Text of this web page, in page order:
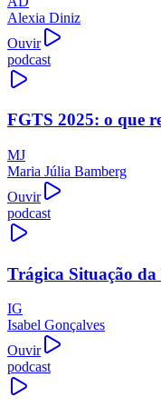
Alexia Diniz
Ouvir
podcast
FGTS 2025: o que
MJ
Maria Júlia Bamberg
Ouvir
podcast
Trágica Situação
IG
Isabel Gonçalves
Ouvir
podcast